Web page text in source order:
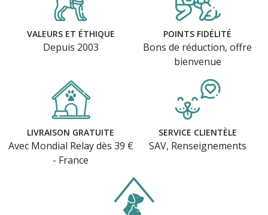
(5 avis)
VALEURS ET ÉTHIQUE
Depuis 2003
POINTS FIDÉLITÉ
Bons de réduction, offre
bienvenue
LIVRAISON GRATUITE
Avec Mondial Relay dès 39 €
- France
SERVICE CLIENTÈLE
SAV, Renseignements